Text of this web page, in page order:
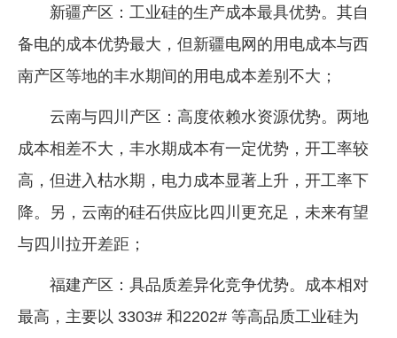
新疆产区：工业硅的生产成本最具优势。其自
备电的成本优势最大，但新疆电网的用电成本与西
南产区等地的丰水期间的用电成本差别不大；
云南与四川产区：高度依赖水资源优势。两地
成本相差不大，丰水期成本有一定优势，开工率较
高，但进入枯水期，电力成本显著上升，开工率下
降。另，云南的硅石供应比四川更充足，未来有望
与四川拉开差距；
福建产区：具品质差异化竞争优势。成本相对
最高，主要以 3303# 和2202# 等高品质工业硅为